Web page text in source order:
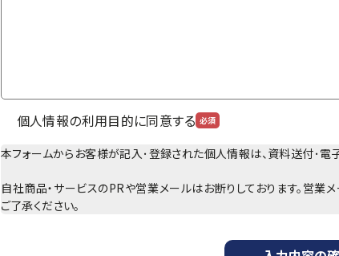
個人情報の利用目的に同意する 必須
本フォームからお客様が記入･登録された個人情報は、資料送付･
自社商品・サービスのPRや営業メールはお断りしております。営業
ご了承ください。